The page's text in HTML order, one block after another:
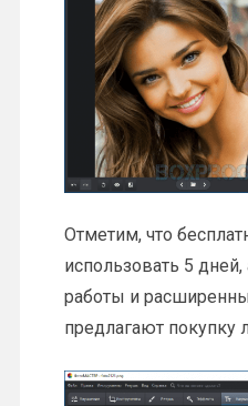
Отметим, что
использовать 5
работы и
предлагают покупку